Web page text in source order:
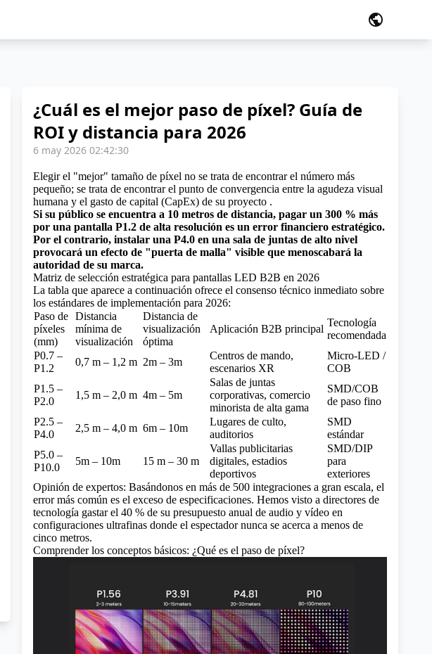
public
¿Cuál es el mejor paso de píxel? Guía de
ROI y distancia para 2026
6 may 2026 02:42:30
Elegir el "mejor" tamaño de píxel no se trata de encontrar el número más
pequeño; se trata de encontrar el punto de convergencia entre la agudeza visual
humana y el gasto de capital (CapEx) de su proyecto .
Si su público se encuentra a 10 metros de distancia, pagar un 300 % más
por una pantalla P1.2 de alta resolución es un error financiero estratégico.
Por el contrario, instalar una P4.0 en una sala de juntas de alto nivel
provocará un efecto de "puerta de malla" visible que menoscabará la
autoridad de su marca.
Matriz de selección estratégica para pantallas LED B2B en 2026
La tabla que aparece a continuación ofrece el consenso técnico inmediato sobre
los estándares de implementación para 2026:
Paso de
píxeles
(mm)
Distancia
mínima de
visualización
Distancia de
visualización
óptima
Aplicación B2B principal
Tecnología
recomendada
P0.7 –
P1.2
0,7 m – 1,2 m 2m – 3m
Centros de mando,
escenarios XR
Micro-LED /
COB
P1.5 –
P2.0
1,5 m – 2,0 m 4m – 5m
Salas de juntas
corporativas, comercio
minorista de alta gama
SMD/COB
de paso fino
P2.5 –
P4.0
2,5 m – 4,0 m 6m – 10m
Lugares de culto,
auditorios
SMD
estándar
P5.0 –
P10.0
5m – 10m 15 m – 30 m
Vallas publicitarias
digitales, estadios
deportivos
SMD/DIP
para
exteriores
Opinión de expertos: Basándonos en más de 500 integraciones a gran escala, el
error más común es el exceso de especificaciones. Hemos visto a directores de
tecnología gastar el 40 % de su presupuesto anual de audio y vídeo en
configuraciones ultrafinas donde el espectador nunca se acerca a menos de
cinco metros.
Comprender los conceptos básicos: ¿Qué es el paso de píxel?